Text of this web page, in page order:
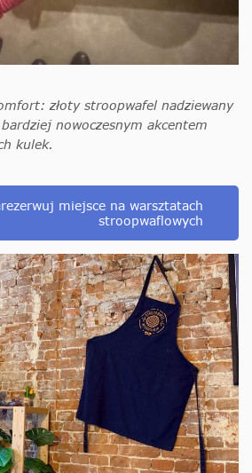
złoty stroopwafel nadziewany
nowoczesnym akcentem
kulek.
miejsce na warsztatach
stroopwaflowych